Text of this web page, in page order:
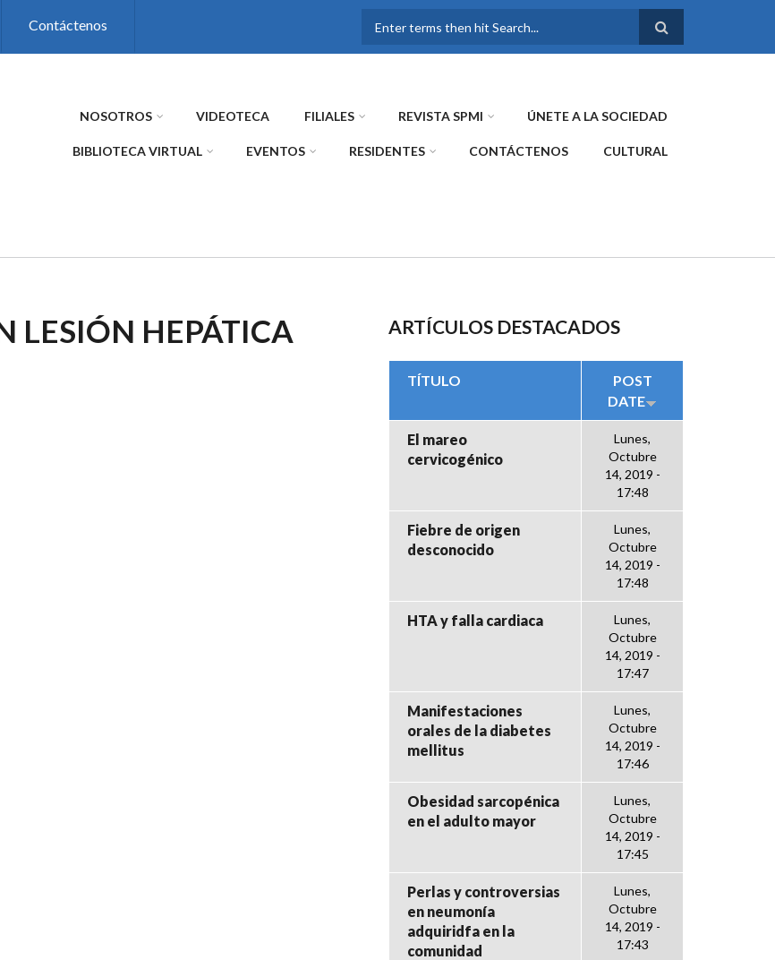
Contáctenos
FORMULARIO DE
NOSOTROS VIDEOTECA FILIALES REVISTA SPMI ÚNETE A LA SOCIEDAD
BIBLIOTECA VIRTUAL EVENTOS RESIDENTES CONTÁCTENOS CULTURAL
LESIÓN HEPÁTICA ARTÍCULOS DESTACADOS
TÍTULO
POST
DATE
El mareo
cervicogénico
Lunes,
Octubre
14, 2019 -
17:48
Fiebre de origen
desconocido
Lunes,
Octubre
14, 2019 -
17:48
HTA y falla cardiaca
Lunes,
Octubre
14, 2019 -
17:47
Manifestaciones
orales de la diabetes
mellitus
Lunes,
Octubre
14, 2019 -
17:46
Obesidad sarcopénica
en el adulto mayor
Lunes,
Octubre
14, 2019 -
17:45
Perlas y controversias
en neumonía
adquiridfa en la
comunidad
Lunes,
Octubre
14, 2019 -
17:43